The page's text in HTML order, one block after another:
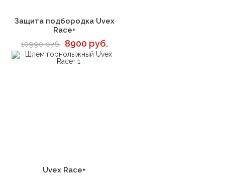
В корзину
Защита подбородка Uvex
Race+
10990 руб. 8900 руб.
В корзину
Uvex Race+